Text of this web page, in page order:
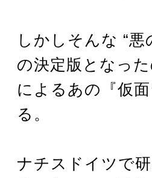
しかしそんな “
の決定版となっ
によるあの『仮
る。
ナチスドイツで